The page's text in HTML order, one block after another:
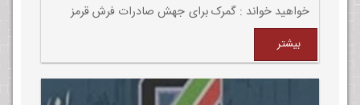
خواهید خواند : گمرک برای جهش صادرات فرش قرمز
پهن کند
بیشتر